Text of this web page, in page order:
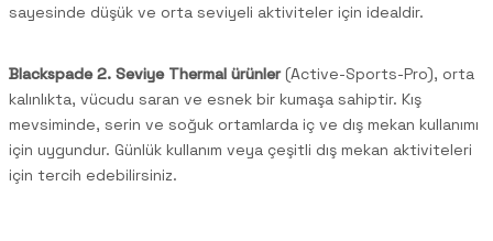
sayesinde düşük ve orta seviyeli aktiviteler için idealdir.
Blackspade 2. Seviye Thermal ürünler (Active-Sports-Pro), orta
kalınlıkta, vücudu saran ve esnek bir kumaşa sahiptir. Kış
mevsiminde, serin ve soğuk ortamlarda iç ve dış mekan kullanımı
için uygundur. Günlük kullanım veya çeşitli dış mekan aktiviteleri
için tercih edebilirsiniz.